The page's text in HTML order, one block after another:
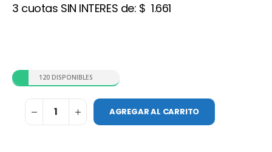
3 cuotas SIN INTERES de: $ 1.661
120 DISPONIBLES
AGREGAR AL CARRITO